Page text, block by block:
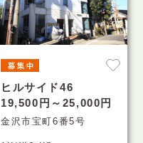
ヒルサイド46
19,500円～25,000円
金沢市宝町6番5号